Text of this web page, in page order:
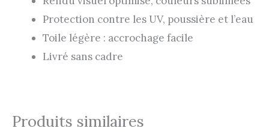
Protection contre les UV, poussière et l’eau
Toile légère : accrochage facile
Livré sans cadre
Produits similaires